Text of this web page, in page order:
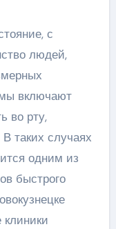
людей,
включают
во рту,
таких случаях
одним из
быстрого